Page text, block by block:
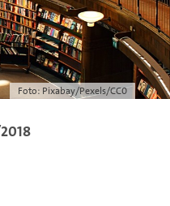
Foto: Pixabay/Pexels/CC0